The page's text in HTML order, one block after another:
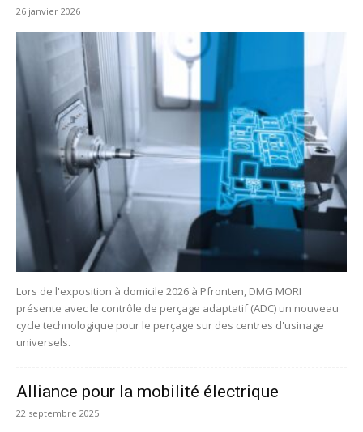
26 janvier 2026
Lors de l'exposition à domicile 2026 à Pfronten, DMG MORI
présente avec le contrôle de perçage adaptatif (ADC) un nouveau
cycle technologique pour le perçage sur des centres d'usinage
universels.
Alliance pour la mobilité électrique
22 septembre 2025